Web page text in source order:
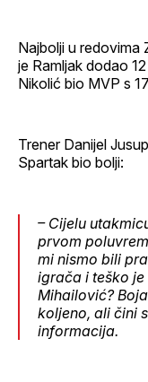
Najbolji u redovima
je Ramljak dodao
Nikolić bio MVP s
Trener Danijel
Spartak bio bolji:
– Cijelu
prvom
mi nismo bili
igrača i teško
Mihailović?
koljeno, ali čini
informacija.